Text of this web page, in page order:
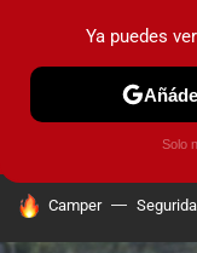
PRUEBAS
HOY SE HABLA DE
Camper
Ya puedes
Solo